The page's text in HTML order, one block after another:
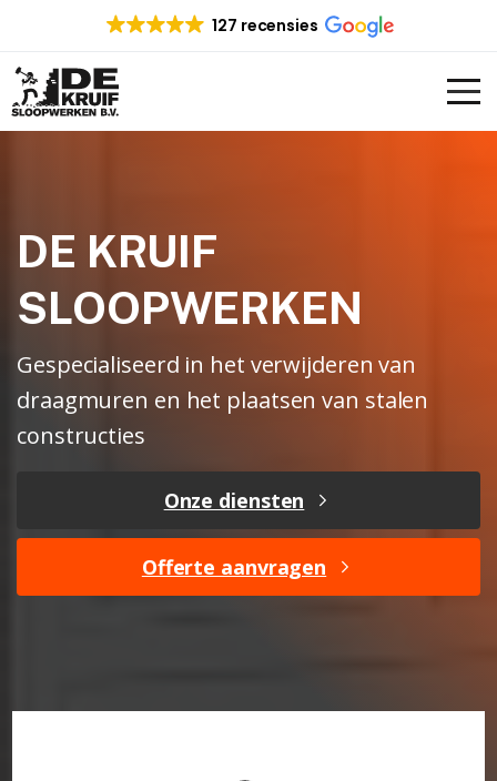
127 recensies
DE KRUIF
SLOOPWERKEN
Gespecialiseerd in het verwijderen van
draagmuren en het plaatsen van stalen
constructies
Onze diensten
Offerte aanvragen